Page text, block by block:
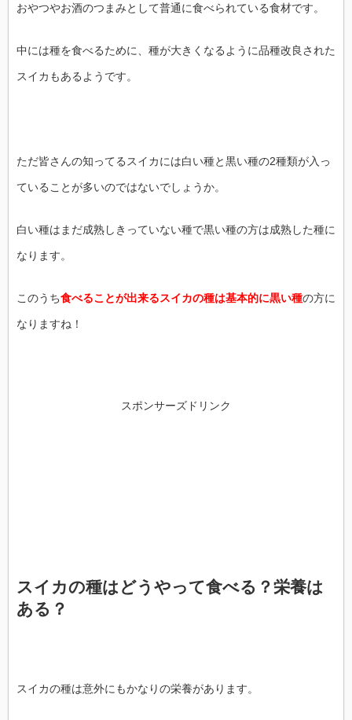
おやつやお酒のつまみとして普通に食べられている食材です。
中には種を食べるために、種が大きくなるように品種改良された
スイカもあるようです。
ただ皆さんの知ってるスイカには白い種と黒い種の2種類が入っ
ていることが多いのではないでしょうか。
白い種はまだ成熟しきっていない種で黒い種の方は成熟した種に
なります。
このうち食べることが出来るスイカの種は基本的に黒い種の方に
なりますね！
スポンサーズドリンク
スイカの種はどうやって食べる？栄養は
ある？
スイカの種は意外にもかなりの栄養があります。